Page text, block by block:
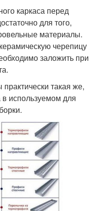
каркаса перед
для того,
материалы.
черепицу
заложить при
такая же,
используемом для